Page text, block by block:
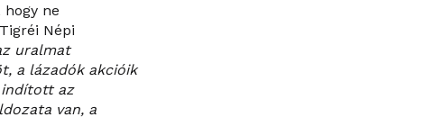
ne
Népi
uralmat
a lázadók akcióik
indított az
van, a